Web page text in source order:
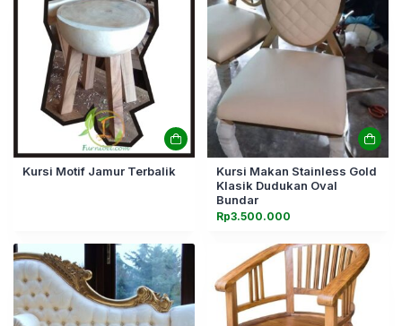
Kursi Motif Jamur Terbalik
Kursi Makan Stainless Gold
Klasik Dudukan Oval
Bundar
Rp3.500.000